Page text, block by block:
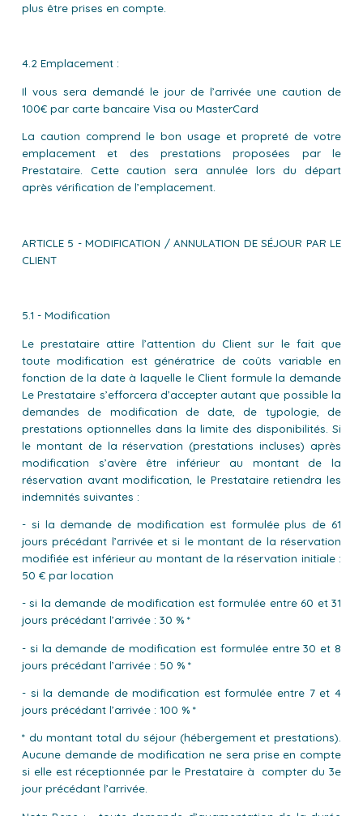
plus être prises en compte.
4.2 Emplacement :
Il vous sera demandé le jour de l’arrivée une caution de
100€ par carte bancaire Visa ou MasterCard
La caution comprend le bon usage et propreté de votre
emplacement et des prestations proposées par le
Prestataire. Cette caution sera annulée lors du départ
après vérification de l’emplacement.
ARTICLE 5 - MODIFICATION / ANNULATION DE SÉJOUR PAR LE
CLIENT
5.1 - Modification
Le prestataire attire l’attention du Client sur le fait que
toute modification est génératrice de coûts variable en
fonction de la date à laquelle le Client formule la demande
Le Prestataire s’efforcera d’accepter autant que possible la
demandes de modification de date, de typologie, de
prestations optionnelles dans la limite des disponibilités. Si
le montant de la réservation (prestations incluses) après
modification s’avère être inférieur au montant de la
réservation avant modification, le Prestataire retiendra les
indemnités suivantes :
- si la demande de modification est formulée plus de 61
jours précédant l’arrivée et si le montant de la réservation
modifiée est inférieur au montant de la réservation initiale :
50 € par location
- si la demande de modification est formulée entre 60 et 31
jours précédant l’arrivée : 30 % *
- si la demande de modification est formulée entre 30 et 8
jours précédant l’arrivée : 50 % *
- si la demande de modification est formulée entre 7 et 4
jours précédant l’arrivée : 100 % *
* du montant total du séjour (hébergement et prestations).
Aucune demande de modification ne sera prise en compte
si elle est réceptionnée par le Prestataire à compter du 3e
jour précédant l’arrivée.